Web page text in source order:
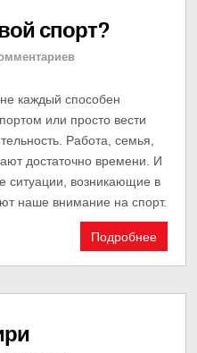
спорт?
каждый способен
или просто вести
Работа, семья,
достаточно времени. И
ситуации, возникающие в
наше внимание на спорт.
Подробнее